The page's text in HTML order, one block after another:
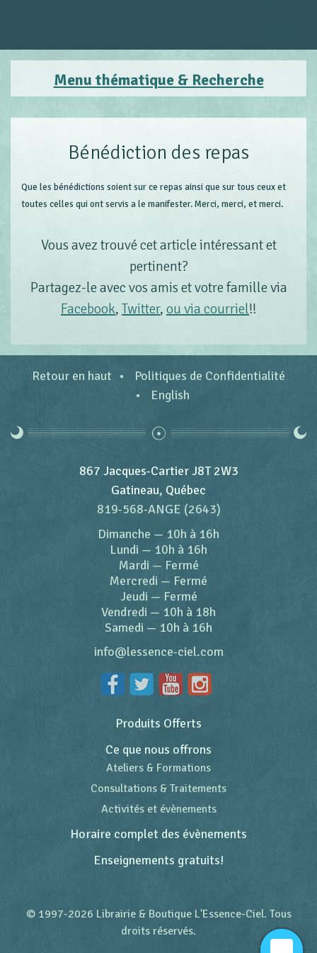
Menu thématique & Recherche
Bénédiction des repas
Que les bénédictions soient sur ce repas ainsi que sur tous ceux et
toutes celles qui ont servis a le manifester. Merci, merci, et merci.
Vous avez trouvé cet article intéressant et
pertinent?
Partagez-le avec vos amis et votre famille via
Facebook, Twitter, ou via courriel!!
Retour en haut
Politiques de Confidentialité
English
867 Jacques-Cartier J8T 2W3
Gatineau, Québec
819-568-ANGE (2643)
Dimanche — 10h à 16h
Lundi — 10h à 16h
Mardi — Fermé
Mercredi — Fermé
Jeudi — Fermé
Vendredi — 10h à 18h
Samedi — 10h à 16h
info@lessence-ciel.com
Produits Offerts
Ce que nous offrons
Ateliers & Formations
Consultations & Traitements
Activités et évènements
Horaire complet des évènements
Enseignements gratuits!
© 1997-2026 Librairie & Boutique L'Essence-Ciel. Tous
droits réservés.